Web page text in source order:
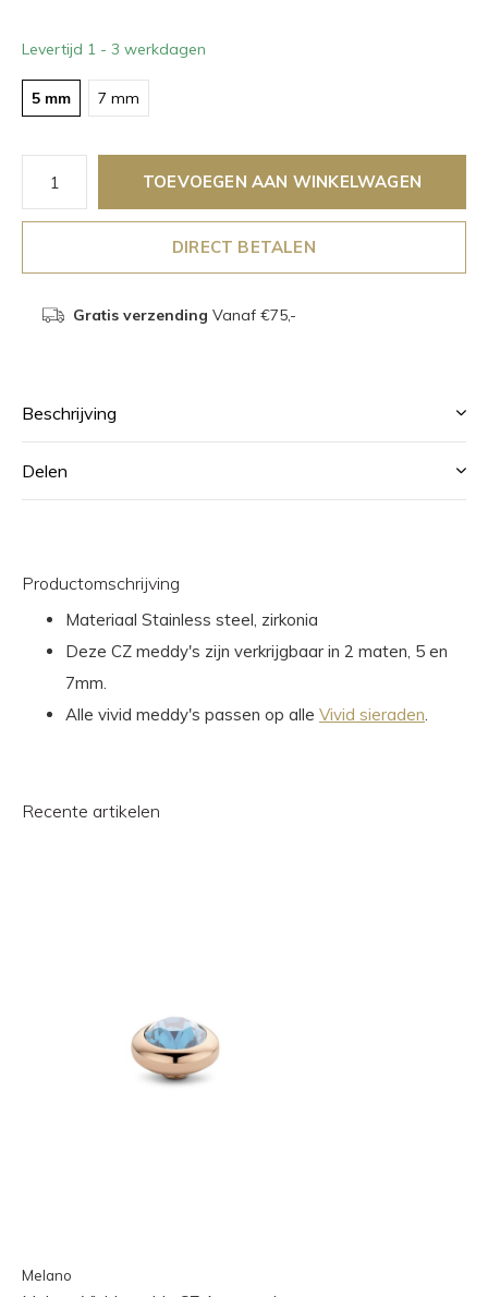
Levertijd 1 - 3 werkdagen
5 mm 7 mm
TOEVOEGEN AAN WINKELWAGEN
DIRECT BETALEN
Gratis verzending Vanaf €75,-
Beschrijving
Delen
Productomschrijving
Materiaal Stainless steel, zirkonia
Deze CZ meddy's zijn verkrijgbaar in 2 maten, 5 en
7mm.
Alle vivid meddy's passen op alle Vivid sieraden.
Recente artikelen
Melano